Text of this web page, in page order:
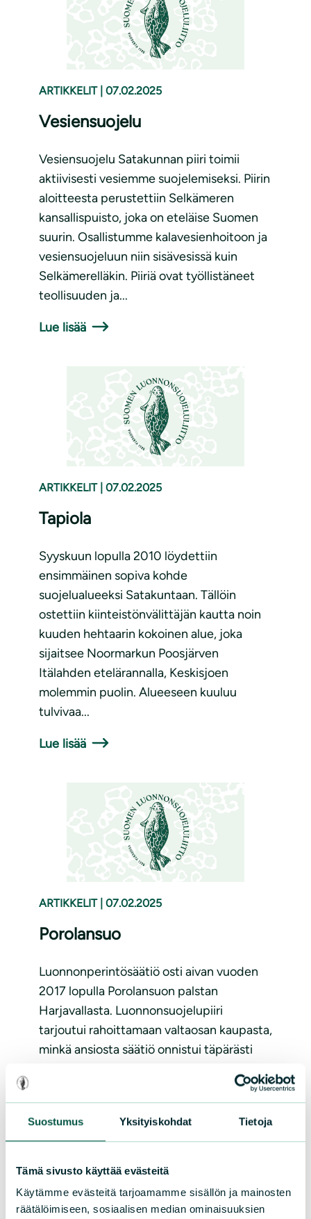
Suostumus Yksityiskohdat Tietoja
Tämä sivusto käyttää evästeitä
Käytämme evästeitä tarjoamamme sisällön ja mainosten
räätälöimiseen, sosiaalisen median ominaisuuksien
ARTIKKELIT 07.02.2025
Vesiensuojelu
Vesiensuojelu Satakunnan piiri toimii
aktiivisesti vesiemme suojelemiseksi. Piirin
aloitteesta perustettiin Selkämeren
kansallispuisto, joka on eteläise Suomen
suurin. Osallistumme kalavesienhoitoon ja
vesiensuojeluun niin sisävesissä kuin
Selkämerelläkin. Piiriä ovat työllistäneet
teollisuuden ja...
Lue lisää
ARTIKKELIT 07.02.2025
Tapiola
Syyskuun lopulla 2010 löydettiin
ensimmäinen sopiva kohde
suojelualueeksi Satakuntaan. Tällöin
ostettiin kiinteistönvälittäjän kautta noin
kuuden hehtaarin kokoinen alue, joka
sijaitsee Noormarkun Poosjärven
Itälahden etelärannalla, Keskisjoen
molemmin puolin. Alueeseen kuuluu
tulvivaa...
Lue lisää
ARTIKKELIT 07.02.2025
Porolansuo
Luonnonperintösäätiö osti aivan vuoden
2017 lopulla Porolansuon palstan
Harjavallasta. Luonnonsuojelupiiri
tarjoutui rahoittamaan valtaosan kaupasta,
minkä ansiosta säätiö onnistui täpärästi
suuruisen alueen. Porolansuon palstaan...
Lue lisää